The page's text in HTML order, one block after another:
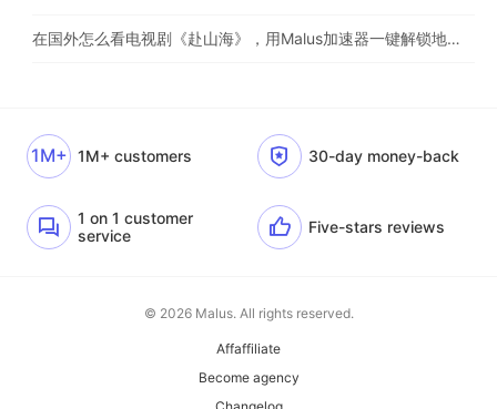
在国外怎么看电视剧《赴山海》，用Malus加速器一键解锁地区限制
1M+ 1M+ customers 30-day money-back
1 on 1 customer
service
Five-stars reviews
© 2026 Malus. All rights reserved.
Affaffiliate
Become agency